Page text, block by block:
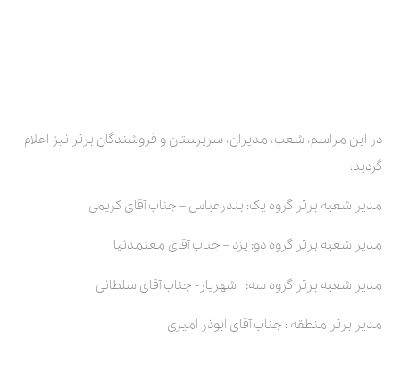
در این مراسم، شعب، مدیران، سرپرستان و فروشندگان برتر نیز اعلام
گردید:
مدیر شعبه برتر گروه یک: بندرعباس – جناب آقای کریمی
مدیر شعبه برتر گروه دو: یزد – جناب آقای معتمدنیا
مدیر شعبه برتر گروه سه: شهریار- جناب آقای سلطانی
مدیر برتر منطقه : جناب آقای ابوذر امیری